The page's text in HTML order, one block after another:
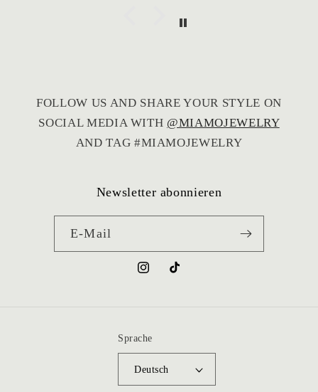
nachgefragt, ob eine frühere Lieferung
sehr gefreut.
Vielen Dank für den großartigen Service – ich
kann den Shop von Herzen weiterempfehlen!
FOLLOW US AND SHARE YOUR STYLE ON
SOCIAL MEDIA WITH @MIAMOJEWELRY
AND TAG #MIAMOJEWELRY
Newsletter abonnieren
E-Mail
InstagramTikTok
Sprache
Deutsch